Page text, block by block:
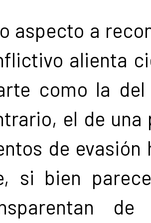
aspecto a
alienta
como la
el de
de
si bien